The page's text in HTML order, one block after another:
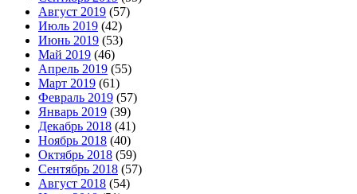
Август 2019 (57)
Июль 2019 (42)
Июнь 2019 (53)
Май 2019 (46)
Апрель 2019 (55)
Март 2019 (61)
Февраль 2019 (57)
Январь 2019 (39)
Декабрь 2018 (41)
Ноябрь 2018 (40)
Октябрь 2018 (59)
Сентябрь 2018 (57)
Август 2018 (54)